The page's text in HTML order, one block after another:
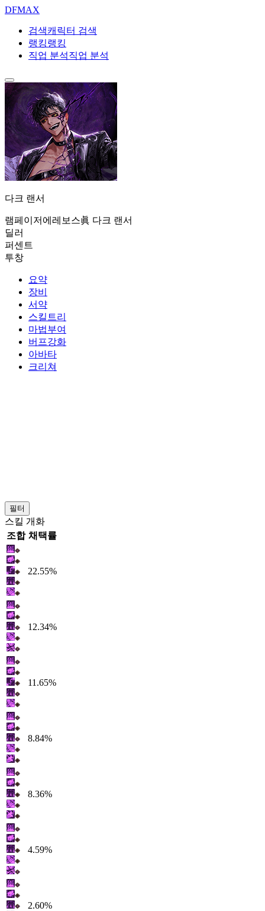
DFMAX
검색캐릭터 검색
랭킹랭킹
직업 분석직업 분석
다크 랜서
램페이저 에레보스眞 다크 랜서
딜러
퍼센트
투창
요약
장비
서약
스킬트리
마법부여
버프강화
아바타
크리쳐
필터
스킬 개화
조합 채택률
22.55%
12.34%
11.65%
8.84%
8.36%
4.59%
2.60%